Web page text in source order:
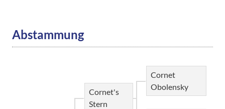
Abstammung
Cornet's
Stern
Cornet
Obolensky